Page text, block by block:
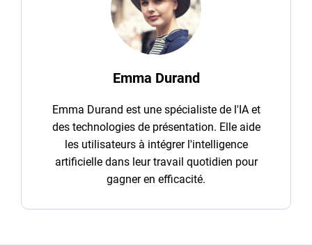
Emma Durand
Emma Durand est une spécialiste de l'IA et
des technologies de présentation. Elle aide
les utilisateurs à intégrer l'intelligence
artificielle dans leur travail quotidien pour
gagner en efficacité.